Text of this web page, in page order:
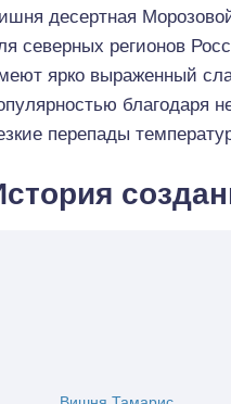
десертная
северных регионов
ярко выраженный
благодаря
перепады